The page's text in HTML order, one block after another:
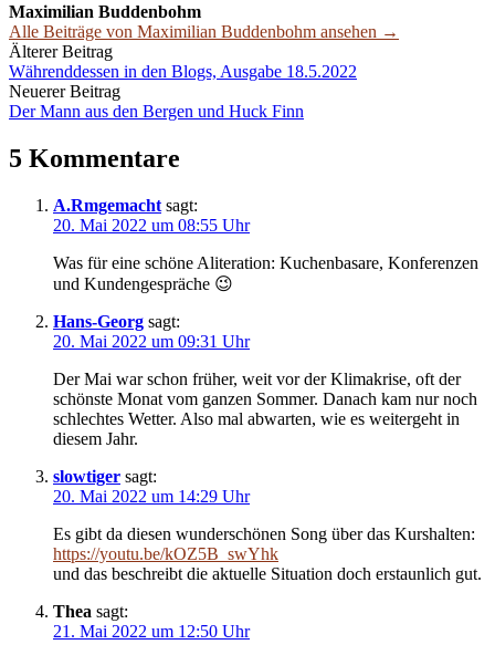
Maximilian Buddenbohm
Alle Beiträge von Maximilian Buddenbohm ansehen →
Beitrags-
Navigation
Älterer Beitrag
Währenddessen in den Blogs, Ausgabe 18.5.2022
Neuerer Beitrag
Der Mann aus den Bergen und Huck Finn
5 Kommentare
A.Rmgemacht sagt:
20. Mai 2022 um 08:55 Uhr
Was für eine schöne Aliteration: Kuchenbasare, Konferenzen
und Kundengespräche 😉
Hans-Georg sagt:
20. Mai 2022 um 09:31 Uhr
Der Mai war schon früher, weit vor der Klimakrise, oft der
schönste Monat vom ganzen Sommer. Danach kam nur noch
schlechtes Wetter. Also mal abwarten, wie es weitergeht in
diesem Jahr.
slowtiger sagt:
20. Mai 2022 um 14:29 Uhr
Es gibt da diesen wunderschönen Song über das Kurshalten:
https://youtu.be/kOZ5B_swYhk
und das beschreibt die aktuelle Situation doch erstaunlich gut.
Thea sagt:
21. Mai 2022 um 12:50 Uhr